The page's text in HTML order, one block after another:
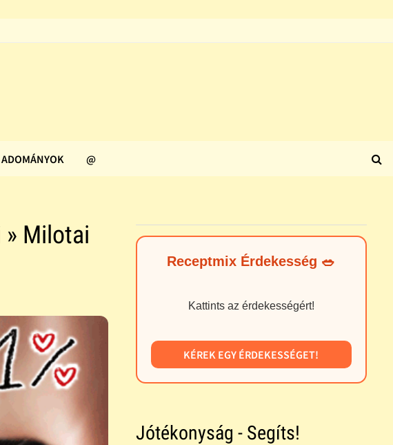
ADOMÁNYOK @
» Milotai
Receptmix Érdekesség 🥗
Kattints az érdekességért!
KÉREK EGY ÉRDEKESSÉGET!
Jótékonyság - Segíts!